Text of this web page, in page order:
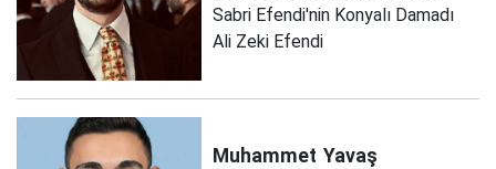
Sabri Efendi'nin Konyalı Damadı
Ali Zeki Efendi
Muhammet Yavaş